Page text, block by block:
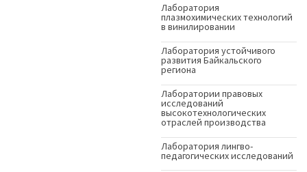
Лаборатория
плазмохимических технологий
в винилировании
Лаборатория устойчивого
развития Байкальского
региона
Лаборатории правовых
исследований
высокотехнологических
отраслей производства
Лаборатория лингво-
педагогических исследований